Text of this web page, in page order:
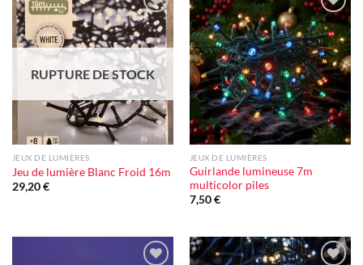
Ajouter
à la liste
d'envie
RUPTURE DE STOCK
JEUX DE LUMIÈRES
Jeu de lumière Blanc Froid 16m
29,20€
Ajouter
à la liste
d'envie
JEUX DE LUMIÈRES
Guirlande lumineuse 7m
multicolor piles
7,50€